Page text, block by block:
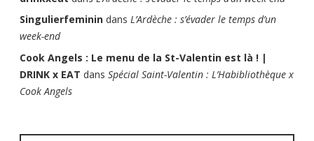
Singulierfeminin dans L’Ardèche : s’évader le temps d’un
week-end
Cook Angels : Le menu de la St-Valentin est là ! |
DRINK x EAT dans Spécial Saint-Valentin : L’Habibliothèque x
Cook Angels